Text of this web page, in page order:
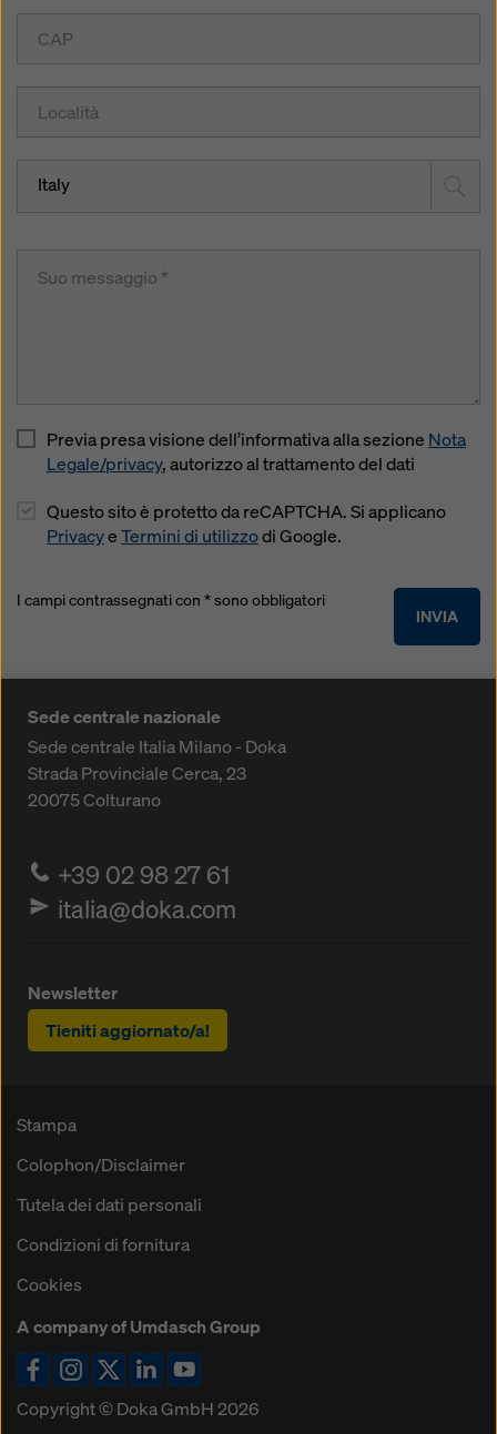
Italy
Previa presa visione dell’informativa alla sezione Nota
Legale/privacy, autorizzo al trattamento del dati
Questo sito è protetto da reCAPTCHA. Si applicano
PrivacyeTermini di utilizzodi Google.
INVIA
I campi contrassegnati con * sono obbligatori
Sede centrale nazionale
Sede centrale Italia Milano - Doka
Strada Provinciale Cerca, 23
20075Colturano
+39 02 98 27 61
italia@doka.com
Newsletter
Tieniti aggiornato/a!
Stampa
Colophon/Disclaimer
Tutela dei dati personali
Condizioni di fornitura
Cookies
A company of Umdasch Group
Icona Facebook
Icona Instagram
Icona XIcona LinkedIn
Icona YouTube
Copyright © Doka GmbH 2026